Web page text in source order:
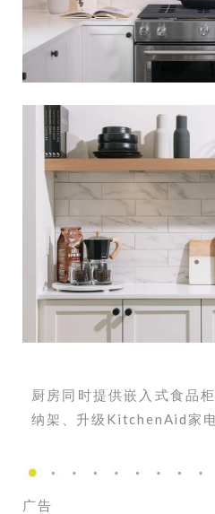
厨房同时提供嵌入式食品
纳架、升级KitchenAid家
广告